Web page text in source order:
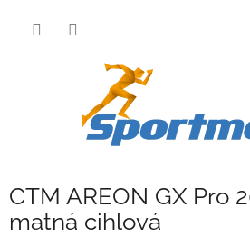
CTM AREON GX Pro
matná cihlová